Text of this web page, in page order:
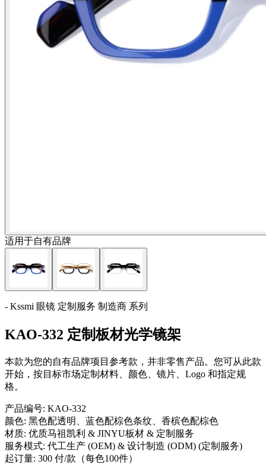
适用于自有品牌
- Kssmi 眼镜 定制服务 制造商 系列
KAO-332 定制板材光学镜架
本款为您的自有品牌项目参考款，并非零售产品。您可从此款
开始，按目标市场定制材料、颜色、镜片、Logo 和指定规
格。
产品编号: KAO-332
颜色: 黑色配透明、蓝色配棕色条纹、香槟色配棕色
材质: 优质马祖凯利 & JINYU板材 & 定制服务
服务模式: 代工生产 (OEM) & 设计制造 (ODM) (定制服务)
起订量: 300 付/款（每色100件）